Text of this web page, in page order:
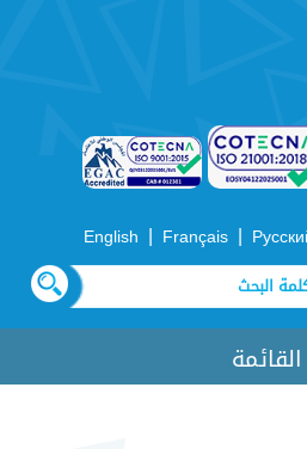
|
Français
|
English
القائمة